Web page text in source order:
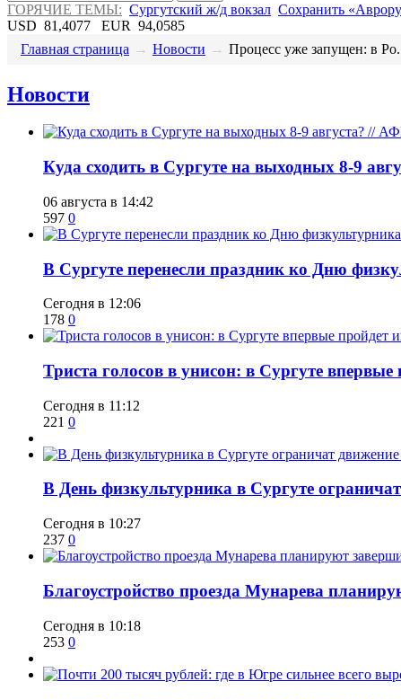
ГОРЯЧИЕ ТЕМЫ: Сургутский ж/д вокзал Сохранить
USD 81,4077 EUR 94,0585
Главная страница → Новости → ​Процесс уже запущен: в
Новости
​Куда сходить в Сургуте на выходных 8-9
06 августа в 14:42
597 0
​В Сургуте перенесли праздник ко Дню
Сегодня в 12:06
178 0
​Триста голосов в унисон: в Сургуте
Сегодня в 11:12
221 0
​В День физкультурника в Сургуте
Сегодня в 10:27
237 0
Благоустройство проезда Мунарева
Сегодня в 10:18
253 0